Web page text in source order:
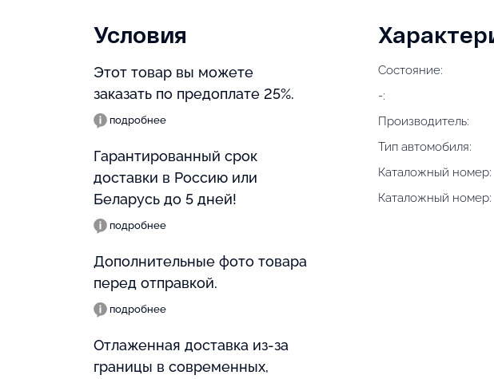
Условия
Этот товар вы можете
заказать по предоплате 25%.
подробнее
Гарантированный срок
доставки в Россию или
Беларусь до 5 дней!
подробнее
Дополнительные фото товара
перед отправкой.
подробнее
Отлаженная доставка из-за
границы в современных,
Состояние:
-:
Производитель:
Тип автомобиля:
Каталожный номер:
Каталожный номер: